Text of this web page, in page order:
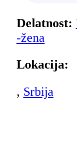
Delatnost:
-žena
Lokacija:
, Srbija